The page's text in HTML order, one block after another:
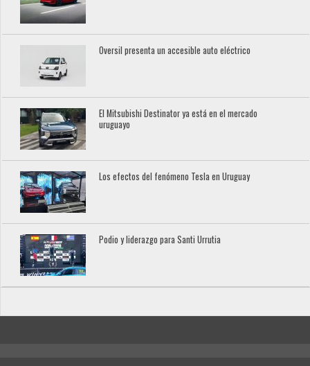
Oversil presenta un accesible auto eléctrico
El Mitsubishi Destinator ya está en el mercado
uruguayo
Los efectos del fenómeno Tesla en Uruguay
Podio y liderazgo para Santi Urrutia